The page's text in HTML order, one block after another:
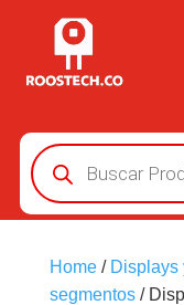
Búsqueda
de
productos
Home/ Displays
segmentos/